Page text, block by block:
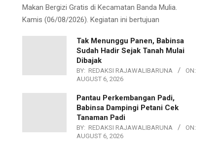
Makan Bergizi Gratis di Kecamatan Banda Mulia.
Kamis (06/08/2026). Kegiatan ini bertujuan
Tak Menunggu Panen, Babinsa
Sudah Hadir Sejak Tanah Mulai
Dibajak
BY: REDAKSI RAJAWALIBARUNA
ON:
AUGUST 6, 2026
Pantau Perkembangan Padi,
Babinsa Dampingi Petani Cek
Tanaman Padi
BY: REDAKSI RAJAWALIBARUNA
ON:
AUGUST 6, 2026